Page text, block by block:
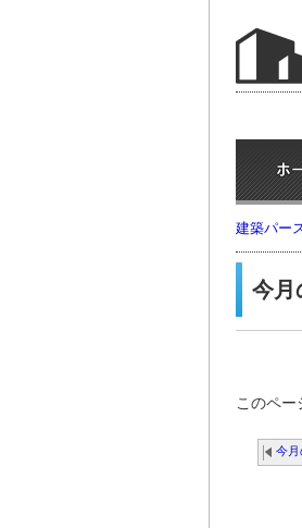
建築パー
今月
このペー
今月